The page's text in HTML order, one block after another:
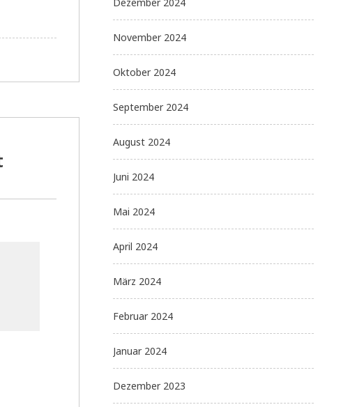
November 2024
Oktober 2024
September 2024
August 2024
Juni 2024
Mai 2024
April 2024
März 2024
Februar 2024
Januar 2024
Dezember 2023